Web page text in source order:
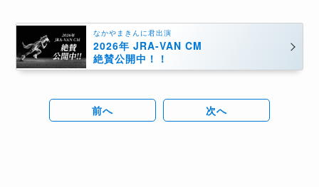
なかやまきんに君出演
2026年 JRA-VAN CM
絶賛公開中！！
前へ 次へ